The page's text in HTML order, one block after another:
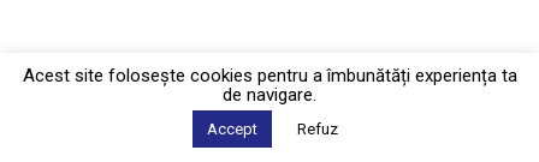
Acest site foloseşte cookies pentru a îmbunătăți experiența ta
de navigare.
Accept Refuz